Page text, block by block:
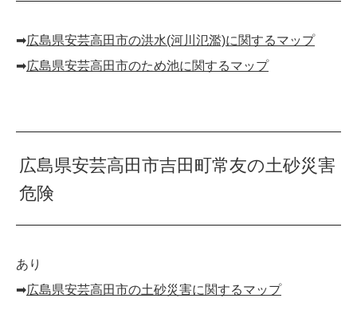
➡︎広島県安芸高田市の洪水(河川氾濫)に関するマップ
➡︎広島県安芸高田市のため池に関するマップ
広島県安芸高田市吉田町常友の土砂災害
危険
あり
➡︎広島県安芸高田市の土砂災害に関するマップ